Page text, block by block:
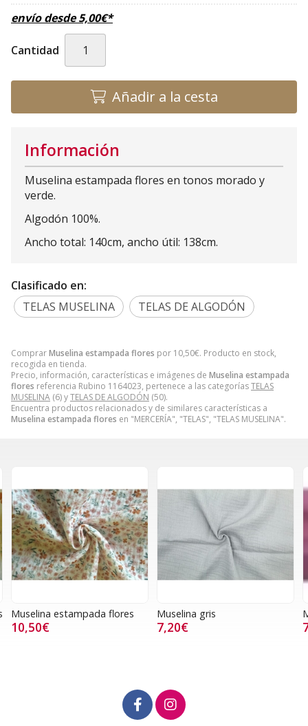
envío desde5,00€*
Cantidad
Añadir a la cesta
ComprarMuselina estampada flores por 10,50€. Producto en stock,
recogida en tienda.
Precio, información, características e imágenes de Muselina estampada
flores referencia Rubino 1164023, pertenece a las categoríasTELAS
MUSELINA (6) yTELAS DE ALGODÓN (50).
Encuentra productos relacionados y de similares características a
Muselina estampada flores en "MERCERÍA", "TELAS", "TELAS MUSELINA".
Información
Muselina estampada flores en tonos morado y
verde.
Algodón 100%.
Ancho total: 140cm, ancho útil: 138cm.
Clasificado en:
TELAS MUSELINA
TELAS DE ALGODÓN
Muselina estampada flores
10,50€
Muselina gris
7,20€